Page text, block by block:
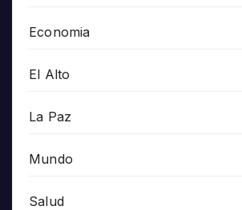
Economia
El Alto
La Paz
Mundo
Salud